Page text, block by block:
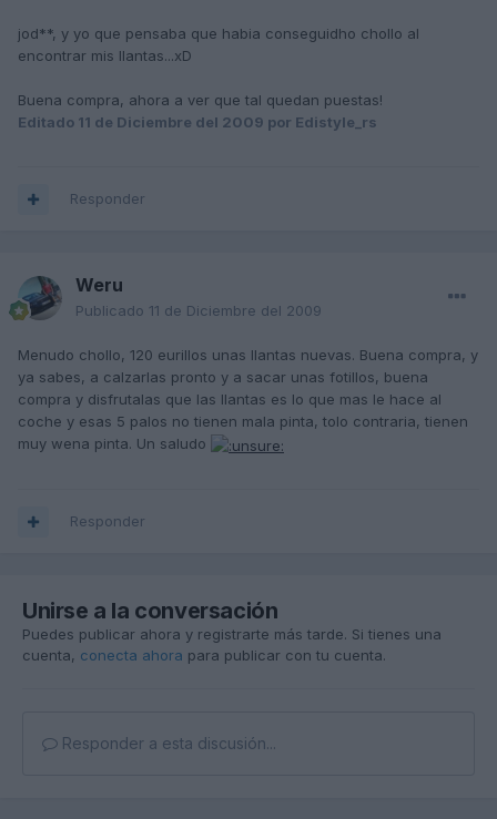
jod**, y yo que pensaba que habia conseguidho chollo al
encontrar mis llantas...xD
Buena compra, ahora a ver que tal quedan puestas!
Editado 11 de Diciembre del 2009 por Edistyle_rs
Responder
Weru
Publicado 11 de Diciembre del 2009
Menudo chollo, 120 eurillos unas llantas nuevas. Buena compra, y
ya sabes, a calzarlas pronto y a sacar unas fotillos, buena
compra y disfrutalas que las llantas es lo que mas le hace al
coche y esas 5 palos no tienen mala pinta, tolo contraria, tienen
muy wena pinta. Un saludo
Responder
Unirse a la conversación
Puedes publicar ahora y registrarte más tarde. Si tienes una
cuenta, conecta ahora para publicar con tu cuenta.
Responder a esta discusión...